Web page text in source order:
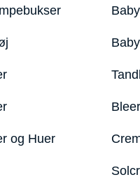
og Huer